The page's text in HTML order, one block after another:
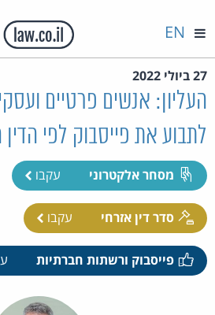
EN
27 ביולי 2022
העליון: אנשים פרטיים
לתבוע את פייסבוק לפי
מסחר אלקטרוני עקבו
סדר דין אזרחי עקבו
פייסבוק ורשתות חברתיות